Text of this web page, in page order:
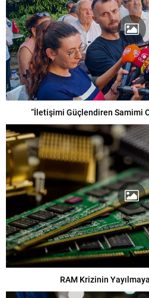
“İletişimi Güçlendiren Samimi
RAM Krizinin